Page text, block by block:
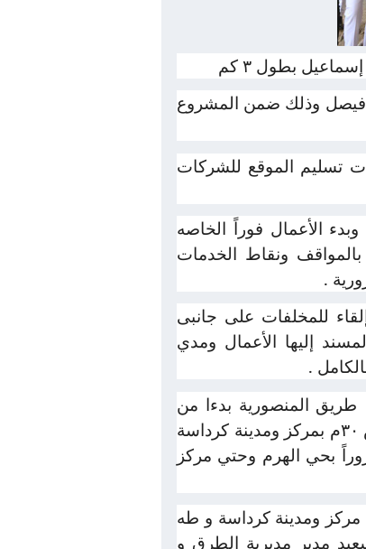
بطول ٣ كم
فيصل وذلك ضمن المشروع
تسليم الموقع للشركات
الأعمال فوراً الخاصه
بالمواقف ونقاط الخدمات
.
للمخلفات على جانبى
إليها الأعمال ومدي
.
طريق المنصورية بدءا من
تقاطعة مع محور المهندس شريف اسماعيل بإتجاه الصليبة بالمنصورية بطول ٣كم ومتوسط عرض ٣٠م بمركز ومدينة كرداسة
بحي الهرم وحتي مركز
مركز ومدينة كرداسة و طه
مدير مديرية الطرق و